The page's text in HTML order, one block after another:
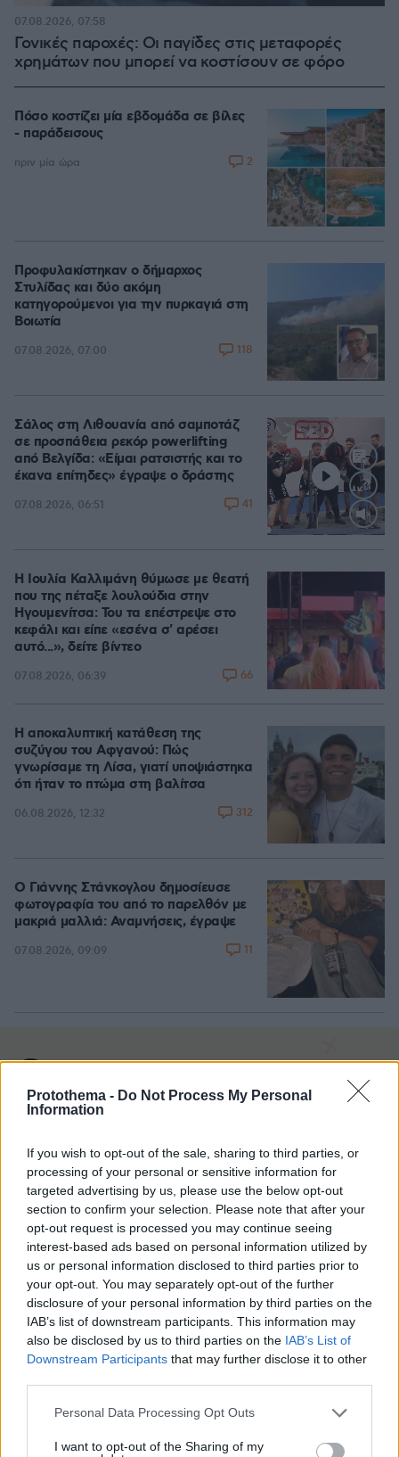
Protothema - Do Not Process My Personal
Information
If you wish to opt-out of the sale, sharing to third parties, or
processing of your personal or sensitive information for
targeted advertising by us, please use the below opt-out
section to confirm your selection. Please note that after your
opt-out request is processed you may continue seeing
interest-based ads based on personal information utilized by
us or personal information disclosed to third parties prior to
your opt-out. You may separately opt-out of the further
disclosure of your personal information by third parties on the
IAB’s list of downstream participants. This information may
also be disclosed by us to third parties on the IAB’s List of
Downstream Participants that may further disclose it to other
Please note that this website/app uses one or more Google
not limited to your visit or usage behaviour. You may click to
Personal Data Processing Opt Outs
I want to opt-out of the Sharing of my
Γονικές παροχές: Οι παγίδες στις μεταφορές
χρημάτων που μπορεί να κοστίσουν σε φόρο
07.08.2026, 07:58
Πόσο κοστίζει μία εβδομάδα σε βίλες
- παράδεισους
πριν μία ώρα 2
Προφυλακίστηκαν ο δήμαρχος
Στυλίδας και δύο ακόμη
κατηγορούμενοι για την πυρκαγιά στη
Βοιωτία
07.08.2026, 07:00 118
Loaded
Σάλος στη Λιθουανία από σαμποτάζ
σε προσπάθεια ρεκόρ powerlifting
από Βελγίδα: «Είμαι ρατσιστής και το
έκανα επίτηδες» έγραψε ο δράστης
07.08.2026, 06:51 41
Η Ιουλία Καλλιμάνη θύμωσε με θεατή
που της πέταξε λουλούδια στην
Ηγουμενίτσα: Του τα επέστρεψε στο
κεφάλι και είπε «εσένα σ' αρέσει
αυτό...», δείτε βίντεο
07.08.2026, 06:39 66
Η αποκαλυπτική κατάθεση της
συζύγου του Αφγανού: Πώς
γνωρίσαμε τη Λίσα, γιατί υποψιάστηκα
ότι ήταν το πτώμα στη βαλίτσα
06.08.2026, 12:32 312
Ο Γιάννης Στάνκογλου δημοσίευσε
φωτογραφία του από το παρελθόν με
μακριά μαλλιά: Αναμνήσεις, έγραψε
07.08.2026, 09:09 11
Games
Cut The Rope Northern Heights Candy
ΔΕΙΤΕ ΟΛΑ ΤΑ GAMES
Best of Network